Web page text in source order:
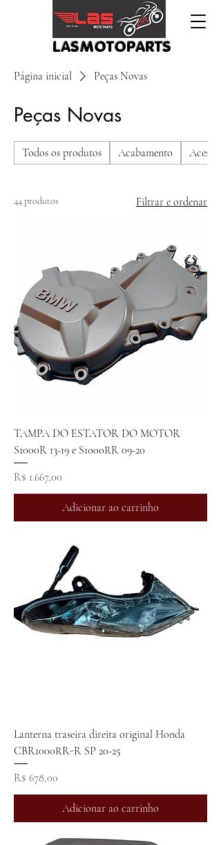
LASMOTOPARTS
Página inicial Peças Novas
Peças Novas
Todos os produtos Acabamento
44 produtos Filtrar e ordenar
TAMPA DO ESTATOR DO MOTOR
S1000R 13-19 e S1000RR 09-20
Preço
R$ 1.667,00
Adicionar ao carrinho
Lanterna traseira direita original Honda
CBR1000RR-R SP 20-25
Preço
R$ 678,00
Adicionar ao carrinho